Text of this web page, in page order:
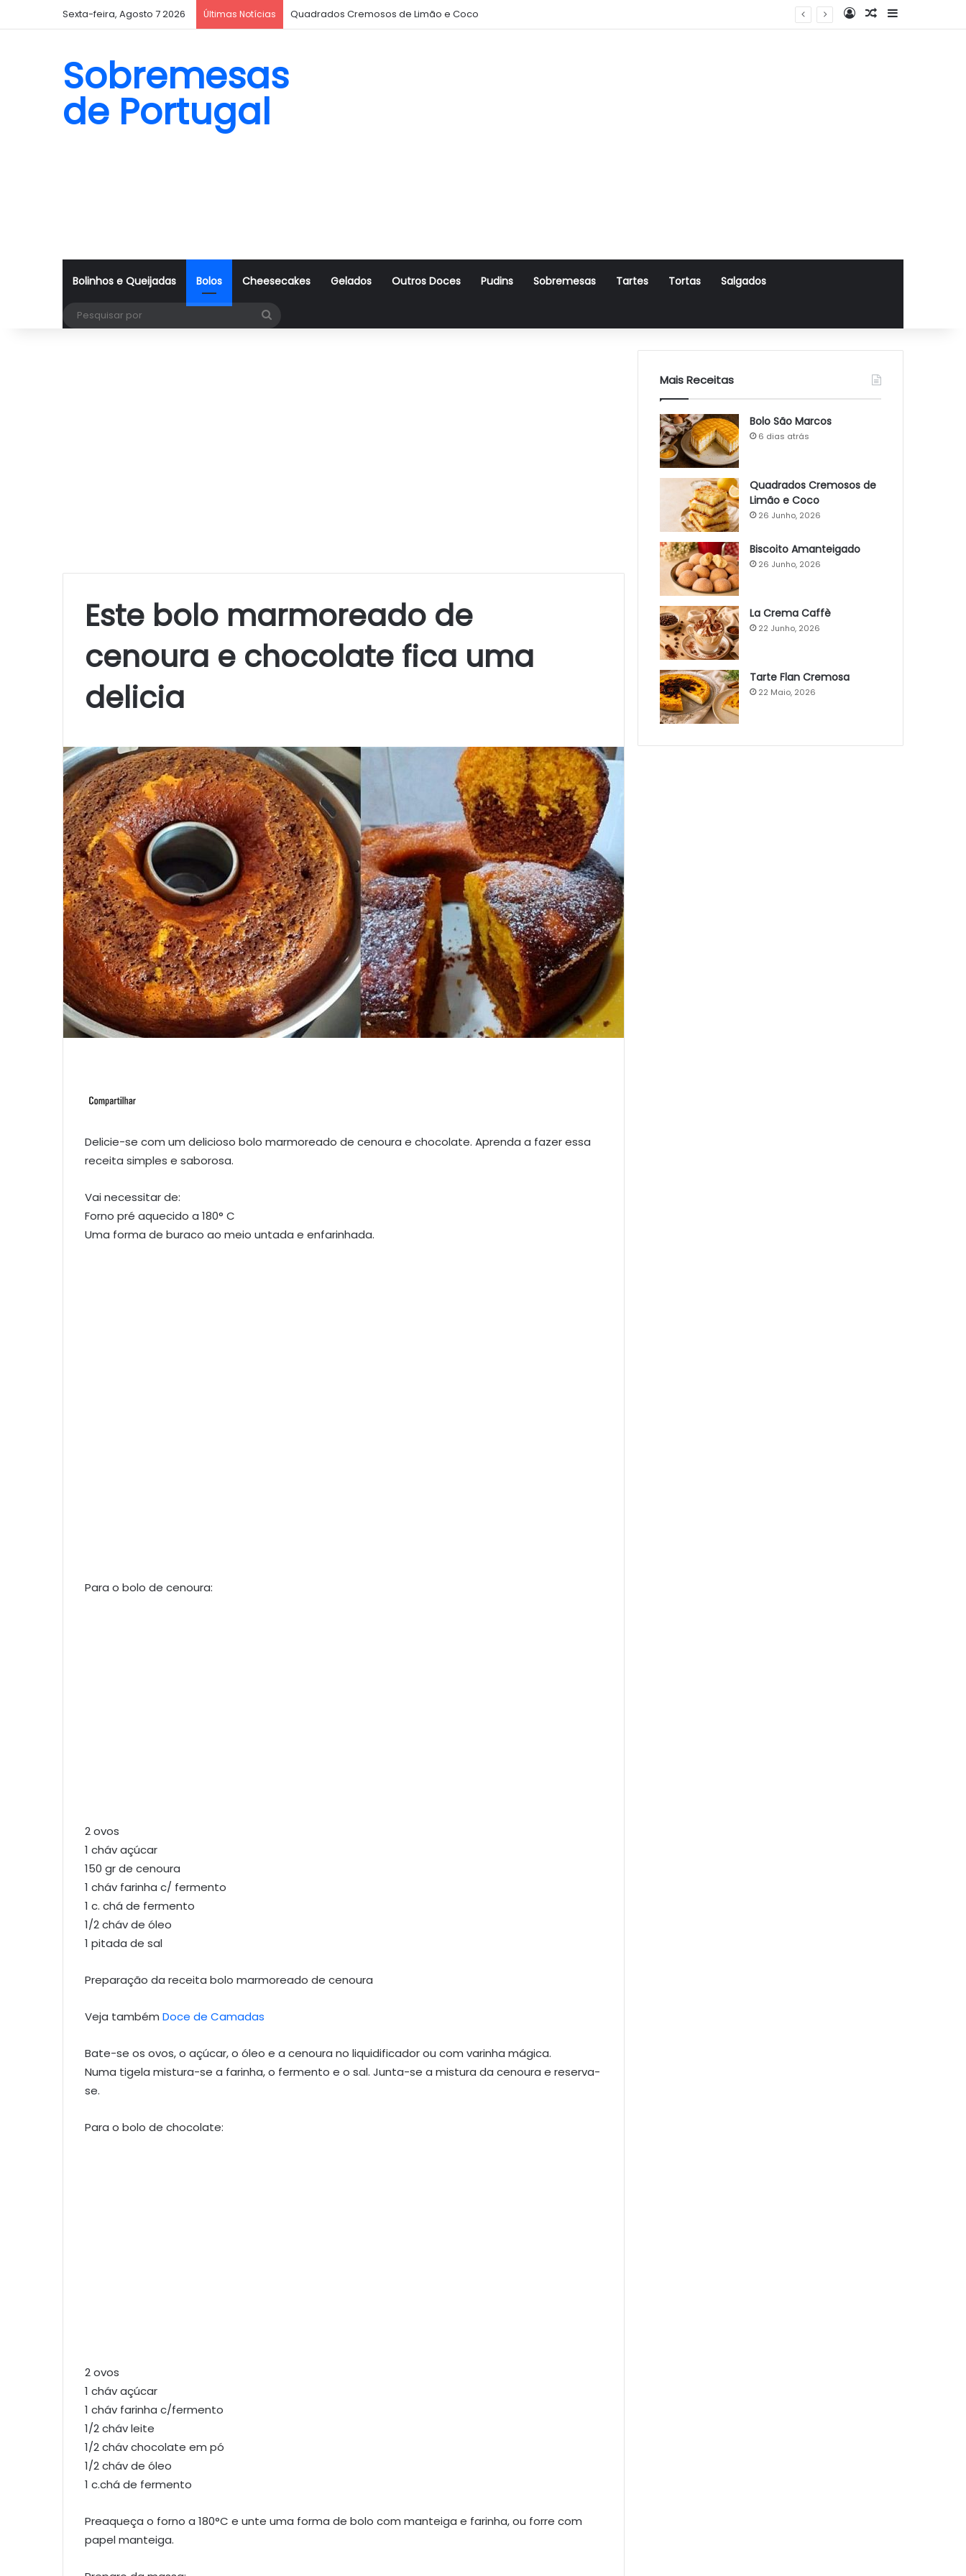
Sexta-feira, Agosto 7 2026 Últimas Notícias Quadrados Cremosos de Limão e Coco Log InArtigo Aleatório
Sidebar
Sobremesas
de Portugal
Bolinhos e Queijadas Bolos Cheesecakes Gelados Outros Doces Pudins Sobremesas Tartes Tortas Salgados
Este bolo marmoreado de
cenoura e chocolate fica uma
delicia
Delicie-se com um delicioso bolo marmoreado de cenoura e chocolate. Aprenda a fazer essa
receita simples e saborosa.
Vai necessitar de:
Forno pré aquecido a 180° C
Uma forma de buraco ao meio untada e enfarinhada.
Para o bolo de cenoura:
2 ovos
1 cháv açúcar
150 gr de cenoura
1 cháv farinha c/ fermento
1 c. chá de fermento
1/2 cháv de óleo
1 pitada de sal
Preparação da receita bolo marmoreado de cenoura
Veja também Doce de Camadas
Bate-se os ovos, o açúcar, o óleo e a cenoura no liquidificador ou com varinha mágica.
Numa tigela mistura-se a farinha, o fermento e o sal. Junta-se a mistura da cenoura e reserva-
se.
Para o bolo de chocolate:
2 ovos
1 cháv açúcar
1 cháv farinha c/fermento
1/2 cháv leite
1/2 cháv chocolate em pó
1/2 cháv de óleo
1 c.chá de fermento
Preaqueça o forno a 180°C e unte uma forma de bolo com manteiga e farinha, ou forre com
papel manteiga.
Mais Receitas
Bolo São Marcos
6 dias atrás
Quadrados Cremosos de
Limão e Coco
26 Junho, 2026
Biscoito Amanteigado
26 Junho, 2026
La Crema Caffè
22 Junho, 2026
Tarte Flan Cremosa
22 Maio, 2026